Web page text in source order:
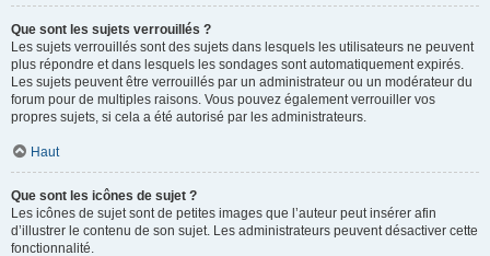
Que sont les sujets verrouillés ?
Les sujets verrouillés sont des sujets dans lesquels les utilisateurs ne peuvent
plus répondre et dans lesquels les sondages sont automatiquement expirés.
Les sujets peuvent être verrouillés par un administrateur ou un modérateur du
forum pour de multiples raisons. Vous pouvez également verrouiller vos
propres sujets, si cela a été autorisé par les administrateurs.
Haut
Que sont les icônes de sujet ?
Les icônes de sujet sont de petites images que l’auteur peut insérer afin
d’illustrer le contenu de son sujet. Les administrateurs peuvent désactiver cette
fonctionnalité.